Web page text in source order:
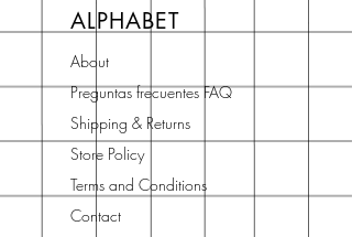
ALPHABET
About
Preguntas frecuentes FAQ
Shipping & Returns
Store Policy
Terms and Conditions
Contact